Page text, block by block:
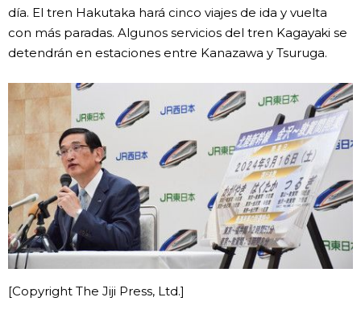
Tokio
Avisos
día. El tren Hakutaka hará cinco viajes de ida y vuelta
con más paradas. Algunos servicios del tren Kagayaki se
detendrán en estaciones entre Kanazawa y Tsuruga.
[Copyright The Jiji Press, Ltd.]